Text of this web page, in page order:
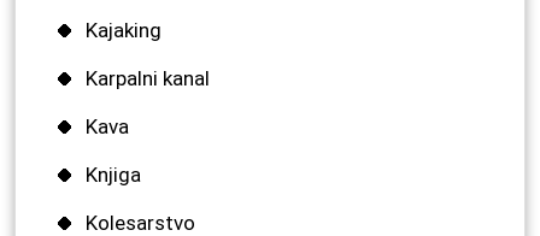
Kajaking
Karpalni kanal
Kava
Knjiga
Kolesarstvo